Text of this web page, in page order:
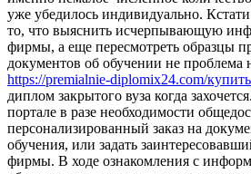
уже убедилось индивидуально.
то, что выяснить исчерпывающую
фирмы, а еще пересмотреть образцы
документов об обучении не проблема
https://premialnie-diplomix24.com/
диплом закрытого вуза когда
портале в разе необходимости
персонализированный заказ на
обучения, или задать
фирмы. В ходе ознакомления с